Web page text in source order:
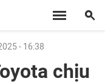
- 16:38
chịu